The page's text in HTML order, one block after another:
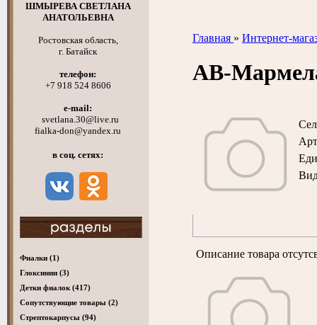
ШМЫРЕВА СВЕТЛАНА
АНАТОЛЬЕВНА
Ростовская область,
г. Батайск
телефон:
+7 918 524 8606
e-mail:
svetlana.30@live.ru
fialka-don@yandex.ru
в соц. сетях:
Фиалки (1)
Глоксинии (3)
Детки фиалок (417)
Cопутствующие товары (2)
Стрептокарпусы (94)
Главная » Интернет-
АВ-
Описание товара